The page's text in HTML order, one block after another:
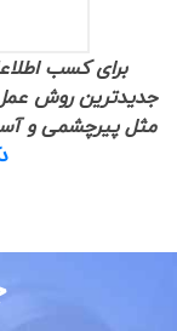
برای کسب
جدیدترین روش
مثل پیرچشمی و